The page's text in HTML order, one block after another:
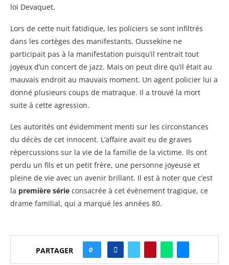
loi Devaquet.
Lors de cette nuit fatidique, les policiers se sont infiltrés
dans les cortèges des manifestants. Oussekine ne
participait pas à la manifestation puisqu’il rentrait tout
joyeux d’un concert de jazz. Mais on peut dire qu’il était au
mauvais endroit au mauvais moment. Un agent policier lui a
donné plusieurs coups de matraque. Il a trouvé la mort
suite à cette agression.
Les autorités ont évidemment menti sur les circonstances
du décès de cet innocent. L’affaire avait eu de graves
répercussions sur la vie de la famille de la victime. Ils ont
perdu un fils et un petit frère, une personne joyeuse et
pleine de vie avec un avenir brillant. Il est à noter que c’est
la première série consacrée à cet évènement tragique, ce
drame familial, qui a marqué les années 80.
PARTAGER 0